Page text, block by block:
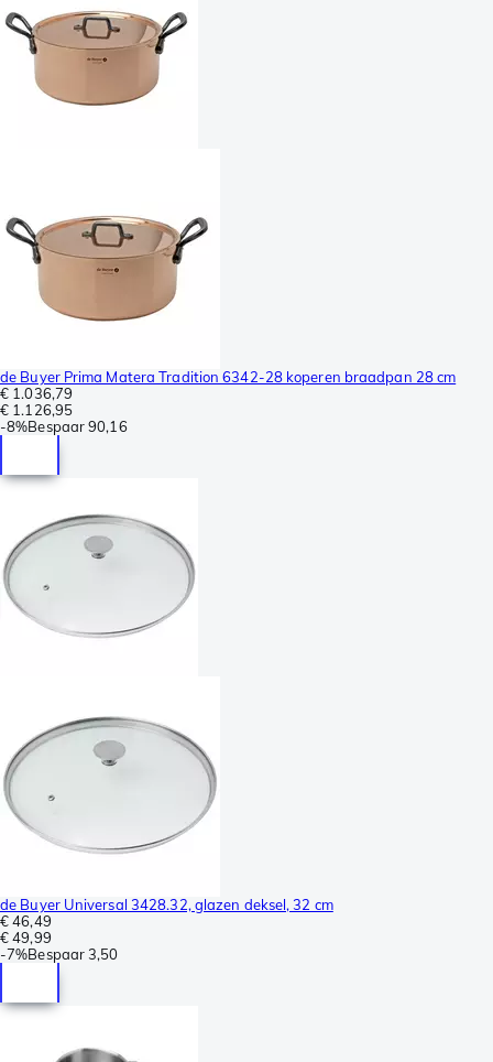
de Buyer Prima Matera Tradition 6342-28 koperen braadpan 28 cm
€ 1.036,79
€ 1.126,95
-8%Bespaar90,16
de Buyer Universal 3428.32, glazen deksel, 32 cm
€ 46,49
€ 49,99
-7%Bespaar3,50